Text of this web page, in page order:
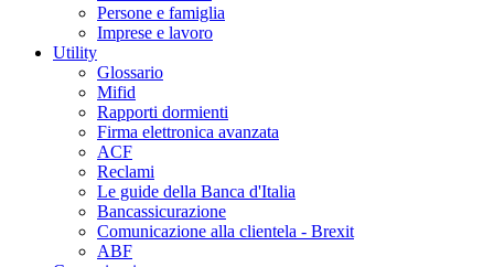
Persone e famiglia
Imprese e lavoro
Utility
Glossario
Mifid
Rapporti dormienti
Firma elettronica avanzata
ACF
Reclami
Le guide della Banca d'Italia
Bancassicurazione
Comunicazione alla clientela - Brexit
ABF